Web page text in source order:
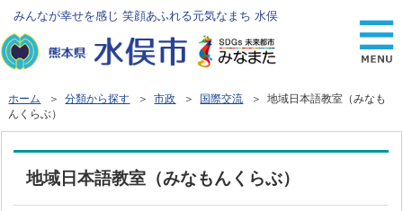
みんなが幸せを感じ 笑顔あふれる元気なまち 水俣
ホーム ＞分類から探す ＞市政 ＞ 国際交流 ＞ 地域日本語教室（みなも
んくらぶ）
地域日本語教室（みなもんくらぶ）